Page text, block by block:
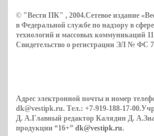
© "Вести ПК" , 2004.Сетевое издание
в Федеральной службе по надзору в
технологий и массовых коммуникаций
Свидетельство о регистрации ЭЛ № ФС
Адрес электронной почты и номер
dk@vestipk.ru. Тел.: +7-919-188-17-
Д. А.Главный редактор Калядин Д.
продукции “16+”dk@vestipk.ru.